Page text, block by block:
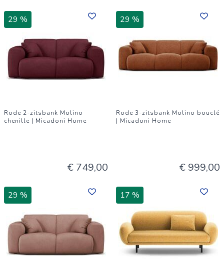
29 %
Rode 2-zitsbank Molino
chenille | Micadoni Home
€ 749,00
29 %
Rode 3-zitsbank Molino bouclé
| Micadoni Home
€ 999,00
29 % 17 %